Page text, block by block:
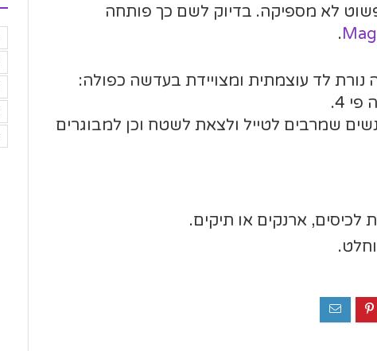
לא מספיקה. בדיוק לשם כך פותחה
.
נורת לד עוצמתית ומצויידת בעדשה כפולה:
שמרבים לטייל ולצאת לשטח וכן למבוגרים
ארנקים או תיקים.